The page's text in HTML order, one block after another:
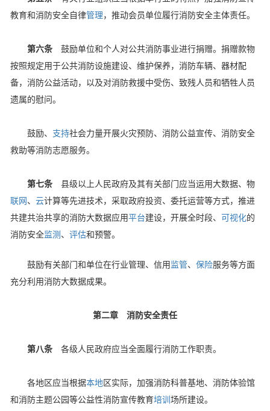
教育和消防安全自律管理，推动会员单位履行消防安全主体责任。
第六条 鼓励单位和个人对公共消防事业进行捐赠。捐赠款物
按照规定用于公共消防设施建设、维护保养，消防车辆、器材配
备，消防公益活动，以及对消防救援中受伤、致残人员和牺牲人员
遗属的慰问。
鼓励、 支持社会力量开展火灾预防、消防公益宣传、消防安全
救助等消防志愿服务。
第七条 县级以上人民政府及其有关部门应当运用大数据、物
联网、 云计算等先进技术，采取政府投资、委托运营等方式，推进
共建共治共享的消防大数据应用平台建设，开展全时段、 可视化的
消防安全监测 、 评估和预警。
鼓励有关部门和单位在行业管理、信用监管、 保险服务等方面
充分利用消防大数据成果。
第二章 消防安全责任
第八条 各级人民政府应当全面履行消防工作职责。
各地区应当根据本地区实际，加强消防科普基地、消防体验馆
和消防主题公园等公益性消防宣传教育培训 场所建设。